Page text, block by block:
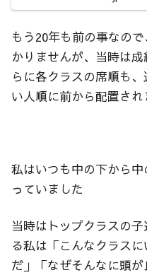
もう20年も前の事なの
かりませんが、当時は
らに各クラスの席順も
い人順に前から配置され
私はいつも中の下から
っていました
当時はトップクラスの
る私は「こんなクラス
だ」「なぜそんなに頭